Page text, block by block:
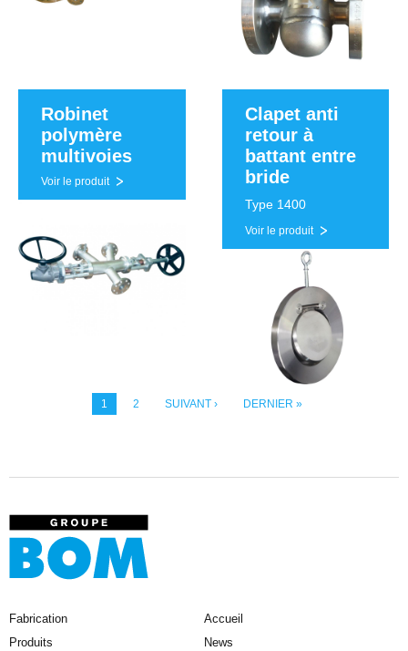
Robinet
polymère
multivoies
Voir le produit
Clapet anti
retour à
battant entre
bride
Type 1400
Voir le produit
1 2 SUIVANT › DERNIER »
Fabrication
Produits
Accueil
News